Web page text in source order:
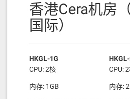
香港Cera机房
国际）
HKGL-1G
CPU: 2核
内存: 1GB
CPU:
内存: